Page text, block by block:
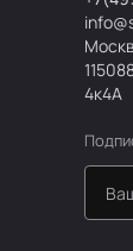
4к4А